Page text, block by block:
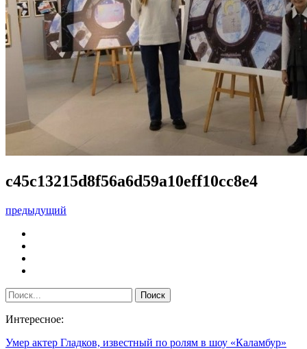
c45c13215d8f56a6d59a10eff10cc8e4
предыдущий
Интересное:
Умер актер Гладков, известный по ролям в шоу «Каламбур»